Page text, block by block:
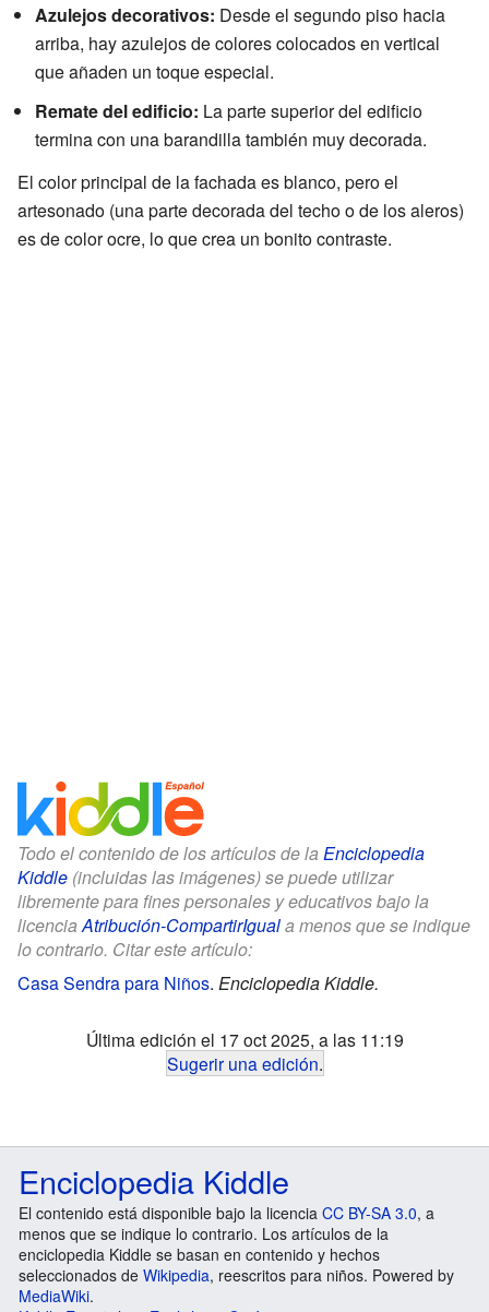
Azulejos decorativos: Desde el segundo piso hacia
arriba, hay azulejos de colores colocados en vertical
que añaden un toque especial.
Remate del edificio: La parte superior del edificio
termina con una barandilla también muy decorada.
El color principal de la fachada es blanco, pero el
artesonado (una parte decorada del techo o de los aleros)
es de color ocre, lo que crea un bonito contraste.
Todo el contenido de los artículos de la Enciclopedia
Kiddle (incluidas las imágenes) se puede utilizar
libremente para fines personales y educativos bajo la
licenciaAtribución-CompartirIguala menos que se indique
lo contrario. Citar este artículo:
Casa Sendra para Niños. Enciclopedia Kiddle.
Última edición el 17 oct 2025, a las 11:19
Sugerir una edición.
Enciclopedia Kiddle
El contenido está disponible bajo la licencia CC BY-SA 3.0, a
menos que se indique lo contrario. Los artículos de la
enciclopedia Kiddle se basan en contenido y hechos
seleccionados de Wikipedia, reescritos para niños. Powered by
MediaWiki.